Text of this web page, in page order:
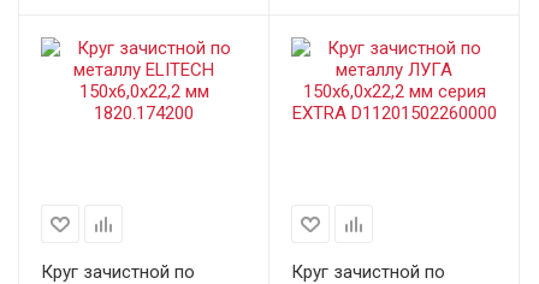
Круг зачистной по
Круг зачистной по